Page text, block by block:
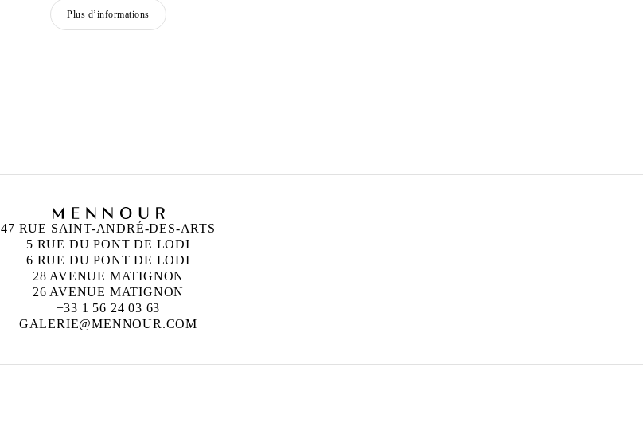
Plus d’informations
47 RUE SAINT-ANDRÉ-DES-ARTS
5 RUE DU PONT DE LODI
6 RUE DU PONT DE LODI
28 AVENUE MATIGNON
26 AVENUE MATIGNON
+33 1 56 24 03 63
GALERIE@MENNOUR.COM